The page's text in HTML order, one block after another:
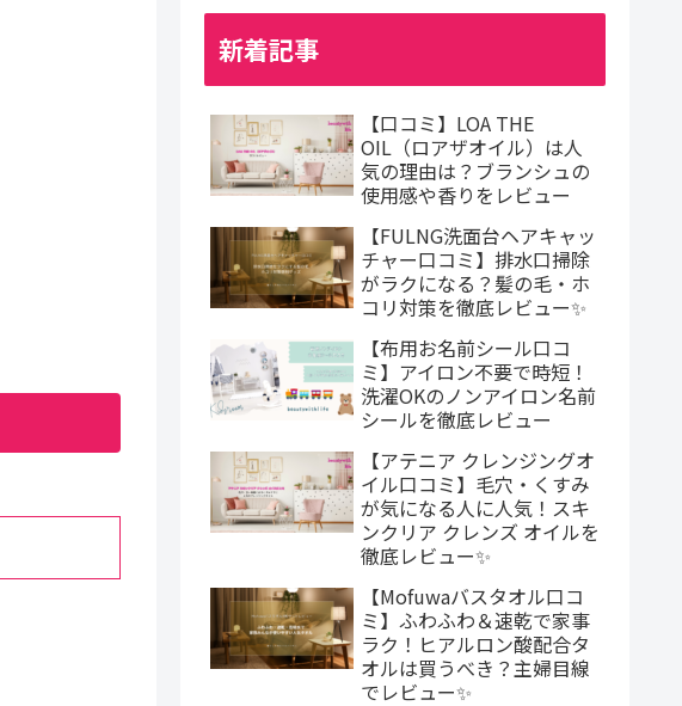
新着記事
【口コミ】LOA THE
OIL（ロアザオイル）は人
気の理由は？ブランシュの
使用感や香りをレビュー
【FULNG洗面台ヘアキャッ
チャー口コミ】排水口掃除
がラクになる？髪の毛・ホ
コリ対策を徹底レビュー✨
【布用お名前シール口コ
ミ】アイロン不要で時短！
洗濯OKのノンアイロン名前
シールを徹底レビュー
【アテニア クレンジングオ
イル口コミ】毛穴・くすみ
が気になる人に人気！スキ
ンクリア クレンズ オイルを
徹底レビュー✨
【Mofuwaバスタオル口コ
ミ】ふわふわ＆速乾で家事
ラク！ヒアルロン酸配合タ
オルは買うべき？主婦目線
でレビュー✨